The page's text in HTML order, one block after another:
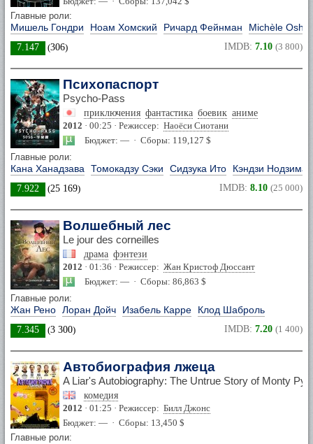
Главные роли:
Мишель Гондри Ноам Хомский Ричард Фейнман Michèle
7.147 (306) IMDB: 7.10 (3 800)
Психопаспорт
Psycho-Pass
приключения фантастика боевик аниме
2012 · 00:25 · Режиссер: Наоёси Сиотани
Бюджет: — · Сборы: 119,127 $
Главные роли:
Кана Ханадзава Томокадзу Сэки Сидзука Ито Кэндзи Нодзима
7.922 (25 169) IMDB: 8.10 (25 000)
Волшебный лес
Le jour des corneilles
драма фэнтези
2012 · 01:36 · Режиссер: Жан Кристоф Дюссант
Бюджет: — · Сборы: 86,863 $
Главные роли:
Жан Рено Лоран Дойч Изабель Карре Клод Шаброль
7.345 (3 300) IMDB: 7.20 (1 400)
Автобиография лжеца
A Liar's Autobiography: The Untrue Story of Monty
комедия
2012 · 01:25 · Режиссер: Билл Джонс
Бюджет: — · Сборы: 13,450 $
Главные роли: